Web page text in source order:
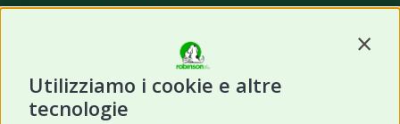
Utilizziamo i cookie e altre
tecnologie